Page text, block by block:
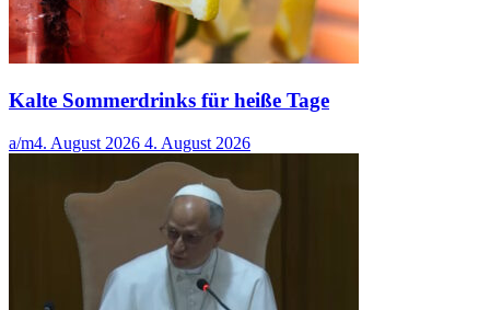
Kalte Sommerdrinks für heiße Tage
a/m4. August 2026 4. August 2026